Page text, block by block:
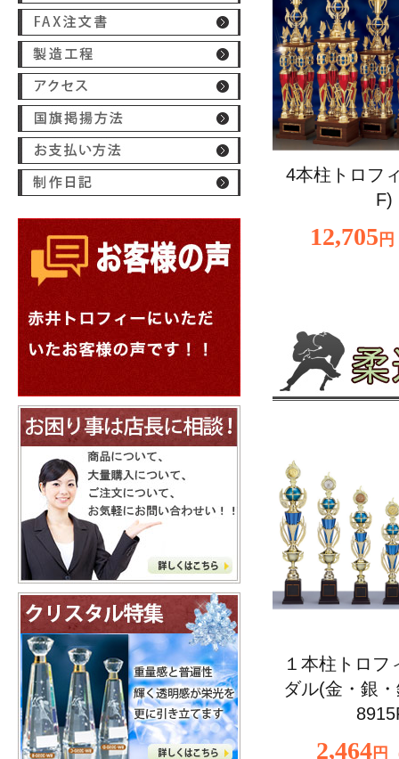
4本柱トロフ
F)
12,705
１本柱トロフ
ダル(金・銀
2,464円